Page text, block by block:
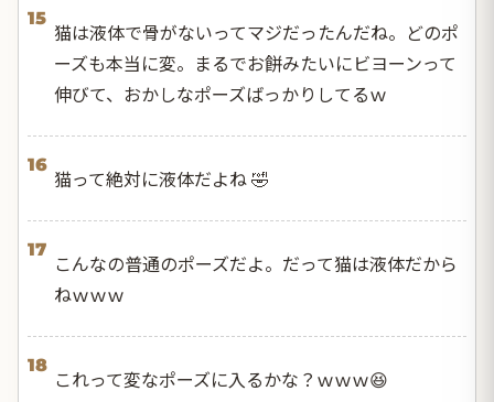
15
猫は液体で骨がないってマジだったんだね。どのポ
ーズも本当に変。まるでお餅みたいにビヨーンって
伸びて、おかしなポーズばっかりしてるｗ
16
猫って絶対に液体だよね 🤣
17
こんなの普通のポーズだよ。だって猫は液体だから
ねｗｗｗ
18
これって変なポーズに入るかな？ｗｗｗ😆